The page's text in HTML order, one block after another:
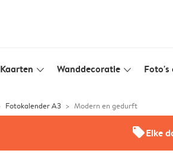
Kaarten slim_arrow_down Wanddecoratie slim_arrow_down Foto's
Fotokalender A3 Modern en gedurft
offersElke